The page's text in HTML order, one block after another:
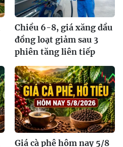
Chiều 6-8, giá xăng dầu
đồng loạt giảm sau 3
phiên tăng liên tiếp
Giá cà phê hôm nay 5/8